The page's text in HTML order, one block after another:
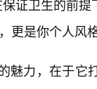
证卫生的前
更是你个人风
魅力，在于